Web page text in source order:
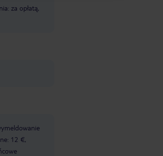
za opłatą,
12 €,